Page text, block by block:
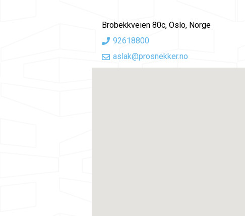
Brobekkveien 80c, Oslo, Norge
92618800
aslak@prosnekker.no